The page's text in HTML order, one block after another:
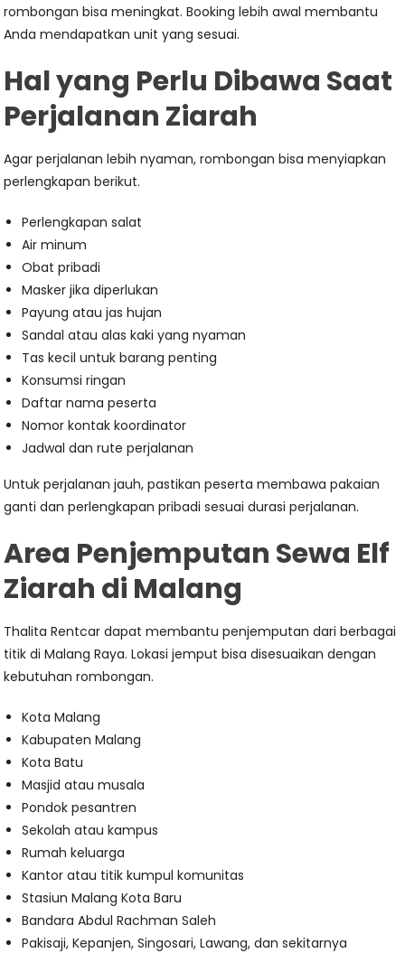
rombongan bisa meningkat. Booking lebih awal membantu
Anda mendapatkan unit yang sesuai.
Hal yang Perlu Dibawa Saat
Perjalanan Ziarah
Agar perjalanan lebih nyaman, rombongan bisa menyiapkan
perlengkapan berikut.
Perlengkapan salat
Air minum
Obat pribadi
Masker jika diperlukan
Payung atau jas hujan
Sandal atau alas kaki yang nyaman
Tas kecil untuk barang penting
Konsumsi ringan
Daftar nama peserta
Nomor kontak koordinator
Jadwal dan rute perjalanan
Untuk perjalanan jauh, pastikan peserta membawa pakaian
ganti dan perlengkapan pribadi sesuai durasi perjalanan.
Area Penjemputan Sewa Elf
Ziarah di Malang
Thalita Rentcar dapat membantu penjemputan dari berbagai
titik di Malang Raya. Lokasi jemput bisa disesuaikan dengan
kebutuhan rombongan.
Kota Malang
Kabupaten Malang
Kota Batu
Masjid atau musala
Pondok pesantren
Sekolah atau kampus
Rumah keluarga
Kantor atau titik kumpul komunitas
Stasiun Malang Kota Baru
Bandara Abdul Rachman Saleh
Pakisaji, Kepanjen, Singosari, Lawang, dan sekitarnya